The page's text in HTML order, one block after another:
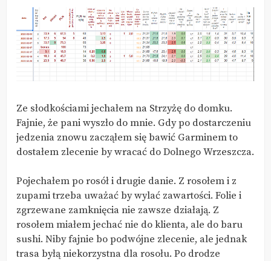
Ze słodkościami jechałem na Strzyżę do domku.
Fajnie, że pani wyszło do mnie. Gdy po dostarczeniu
jedzenia znowu zacząłem się bawić Garminem to
dostałem zlecenie by wracać do Dolnego Wrzeszcza.
Pojechałem po rosół i drugie danie. Z rosołem i z
zupami trzeba uważać by wylać zawartości. Folie i
zgrzewane zamknięcia nie zawsze działają. Z
rosołem miałem jechać nie do klienta, ale do baru
sushi. Niby fajnie bo podwójne zlecenie, ale jednak
trasa byłą niekorzystna dla rosołu. Po drodze